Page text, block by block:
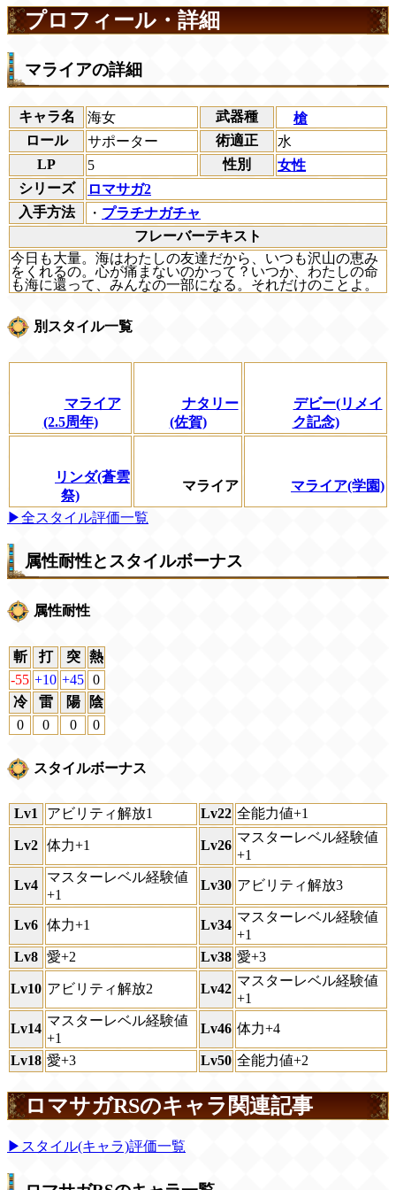
プロフィール・詳細
マライアの詳細
キャラ名 海女 武器種
槍
ロール
サポーター 術適正
水
LP
5 性別
女性
シリーズ
ロマサガ2
入手方法
・ プラチナガチャ
フレーバーテキスト
今日も大量。海はわたしの友達だから、いつも沢山の恵み
をくれるの。心が痛まないのかって？いつか、わたしの命
も海に還って、みんなの一部になる。それだけのことよ。
別スタイル一覧
マライア
(2.5周年)
ナタリー
(佐賀)
デビー(リメイ
ク記念)
リンダ(蒼雲
祭)
マライア マライア(学園)
▶全スタイル評価一覧
属性耐性とスタイルボーナス
属性耐性
斬 打 突
熱
-55 +10 +45 0
冷
雷 陽
陰
0
0 0 0
スタイルボーナス
Lv1 アビリティ解放1 Lv22 全能力値+1
Lv2 体力+1 Lv26
マスターレベル経験値
+1
Lv4
マスターレベル経験値
+1
Lv30 アビリティ解放3
Lv6 体力+1 Lv34
マスターレベル経験値
+1
Lv8 愛+2 Lv38 愛+3
Lv10 アビリティ解放2 Lv42
マスターレベル経験値
+1
Lv14
マスターレベル経験値
+1
Lv46 体力+4
Lv18 愛+3 Lv50 全能力値+2
ロマサガRSのキャラ関連記事
▶スタイル(キャラ)評価一覧